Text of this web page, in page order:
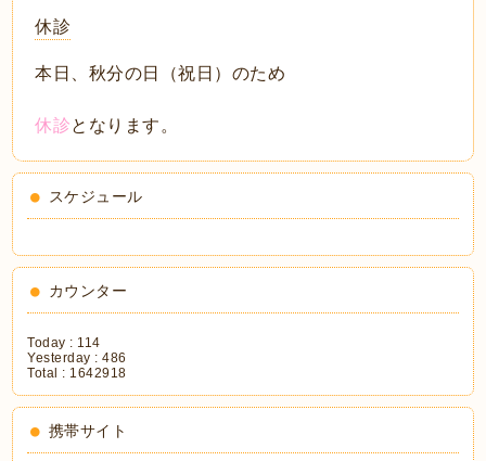
休診
本日、秋分の日（祝日）のため
休診となります。
スケジュール
カウンター
Today : 114
Yesterday :486
Total : 1642918
携帯サイト